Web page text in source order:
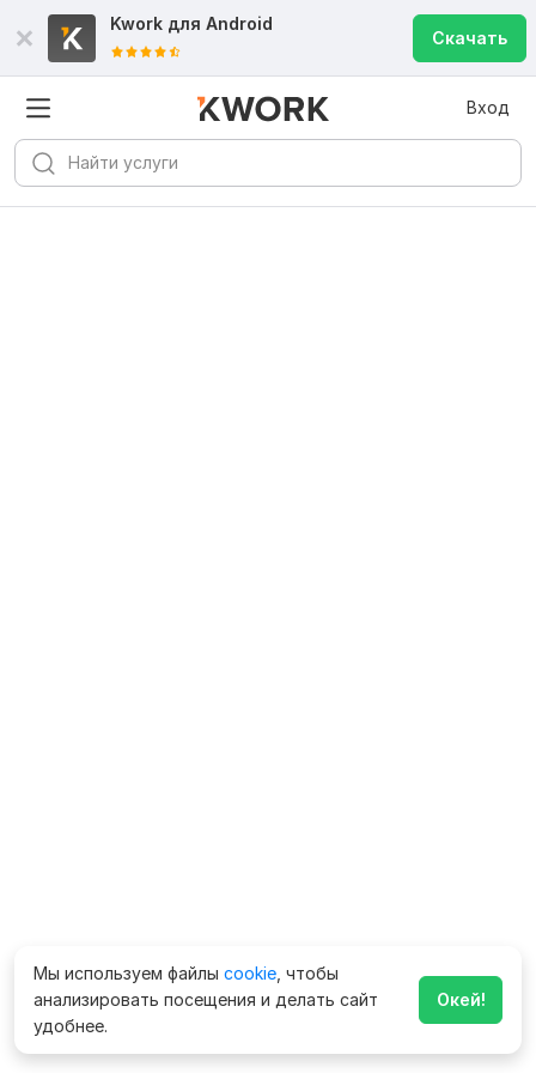
Kwork для Android
Скачать
Вход
Мы используем файлы cookie , чтобы
анализировать посещения и делать сайт
удобнее.
Окей!